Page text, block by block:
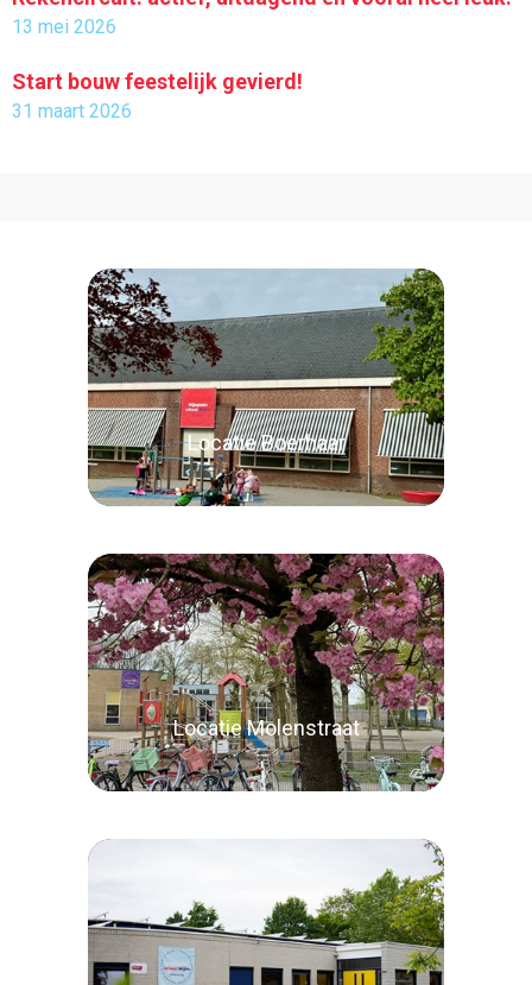
13 mei 2026
Start bouw feestelijk gevierd!
31 maart 2026
Locatie Boerhaar
Lees verder
Locatie Molenstraat
Lees verder